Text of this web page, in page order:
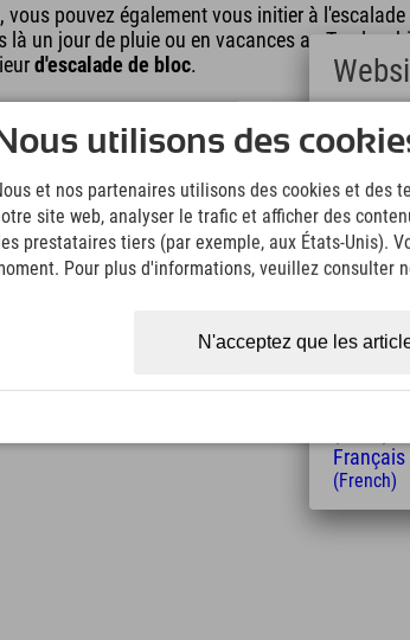
, vous pouvez également vous initier à
là un jour de pluie ou en vacances au Tyrol en
d'escalade de bloc.
également d'un café où vous trouverez
Jun
Déc
Distance de l'hôtel
1 6
Nous utilisons des
et nos partenaires utilisons des cookies et des
site web, analyser le trafic et afficher des
prestataires tiers (par exemple, aux États-Unis).
Pour plus d'informations, veuillez consulter
N'acceptez que les
Deutsch
(German)
(English)
Italiano
(Italian)
Čeština
(Polish)
Français
(French)